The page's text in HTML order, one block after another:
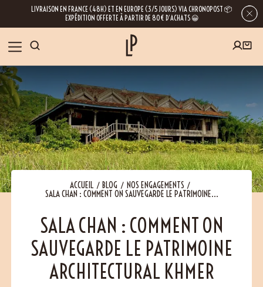
LIVRAISON EN FRANCE (48H) ET EN EUROPE (3/5 JOURS) VIA CHRONOPOST 📦
EXPÉDITION OFFERTE À PARTIR DE 80€ D’ACHATS 😀
NOS ÉPICES
RECETTES
BLOG
À PROPOS
NOUS RENDRE VISITE
Contact
ACCUEIL BLOG NOS ENGAGEMENTS
SALA CHAN : COMMENT ON SAUVEGARDE LE PATRIMOINE...
SALA CHAN : COMMENT ON
SAUVEGARDE LE PATRIMOINE
ARCHITECTURAL KHMER
INSCRIVEZ-VOUS À LA NEWSLETTER
En laissant votre e-mail, vous obtenez l’accès à nos newsletters riches en
conseils, inspirations et informations sur nos dernières nouveautés. Bien sûr, se